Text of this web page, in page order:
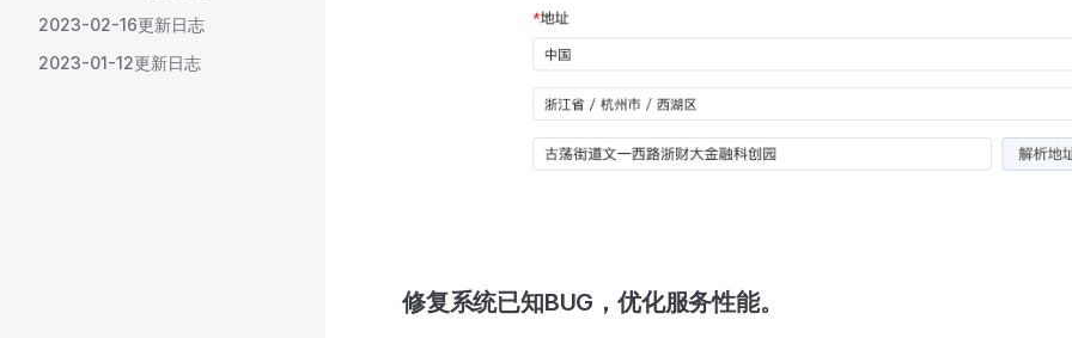
2023-02-16更新日志
2023-01-12更新日志
修复系统已知BUG，优化服务性能。